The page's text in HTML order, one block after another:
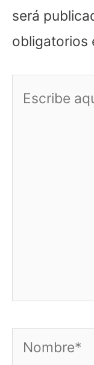
será
obligatorios
Nombre*